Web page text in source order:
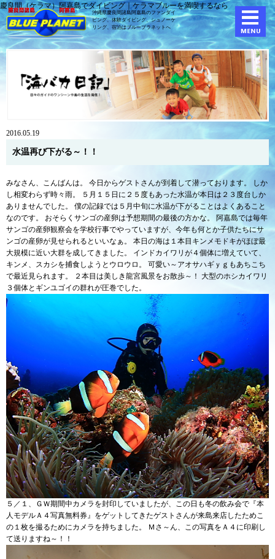
慶良間（ケラマ）阿嘉島でダイビング｜ケラマブルーを満喫するなら
沖縄県慶良間諸島阿嘉島のファンダイ
ビング、体験ダイビング、シュノーケ
リング、宿泊はブループラネットへ
2016.05.19
水温再び下がる～！！
みなさん、こんばんは。 今日からゲストさんが到着して潜っております。 しか
し相変わらず時々雨。 ５月１５日に２５度もあった水温が本日は２３度台しか
ありませんでした。 僕の記録では５月中旬に水温が下がることはよくあること
なのです。 おそらくサンゴの産卵は予想期間の最後の方かな。 阿嘉島では毎年
サンゴの産卵観察会を学校行事でやっていますが、今年も何とか子供たちにサ
ンゴの産卵が見せられるといいなぁ。 本日の海は１本目キンメモドキがほぼ最
大規模に近い大群を成してきました。 インドカイワリが４個体に増えていて、
キンメ、スカシを捕食しようとウロウロ。 可愛い～アオサハギｙｇもあちこち
で最近見られます。 ２本目は美しき龍宮風景をお散歩～！ 大型のホシカイワリ
３個体とギンユゴイの群れが圧巻でした。
５／１、ＧＷ期間中カメラを封印していましたが、この日も冬の飲み会で『本
人モデルＡ４写真無料券』をゲットしてきたゲストさんが来島来店したためこ
の１枚を撮るためにカメラを持ちました。 Ｍさ～ん、この写真をＡ４に印刷し
て送りますね～！！